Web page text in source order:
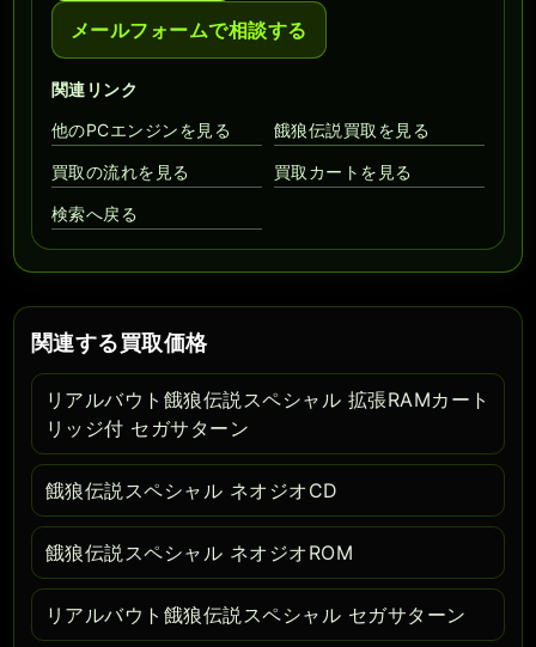
メールフォームで相談する
関連リンク
他のPCエンジンを見る
餓狼伝説買取を見る
買取の流れを見る 買取カートを見る
検索へ戻る
関連する買取価格
リアルバウト餓狼伝説スペシャル 拡張RAMカート
リッジ付 セガサターン
餓狼伝説スペシャル ネオジオCD
餓狼伝説スペシャル ネオジオROM
リアルバウト餓狼伝説スペシャル セガサターン